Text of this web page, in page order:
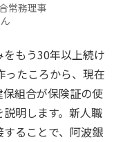
常務理事
もう30年以上続け
ったころから、現在
組合が保険証の使
明します。新人職
ることで、阿波銀